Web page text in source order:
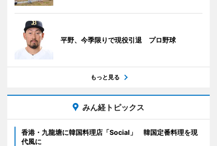
平野、今季限りで現役引退 プロ野球
もっと見る
みん経トピックス
香港・九龍塘に韓国料理店「Social」 韓国定番料理を現
代風に